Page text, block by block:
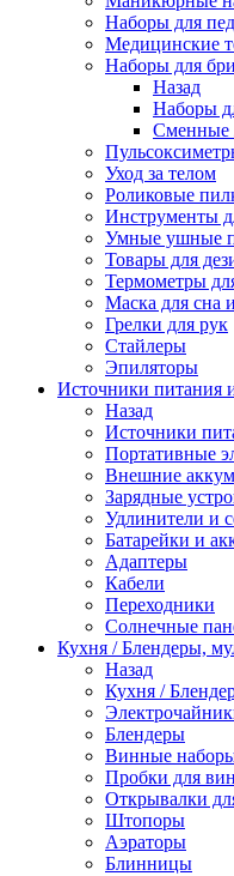
Наборы для
Медицинские
Наборы для
Назад
Наборы
Сменные
Уход за телом
Роликовые
Инструменты
Умные ушные
Товары для
Термометры
Маска для сна
Грелки для рук
Стайлеры
Эпиляторы
Источники питания
Назад
Источники
Портативные
Внешние
Зарядные
Удлинители и
Батарейки и
Адаптеры
Кабели
Переходники
Солнечные
Кухня / Блендеры,
Назад
Кухня /
Блендеры
Винные
Пробки для
Открывалки
Штопоры
Аэраторы
Блинницы